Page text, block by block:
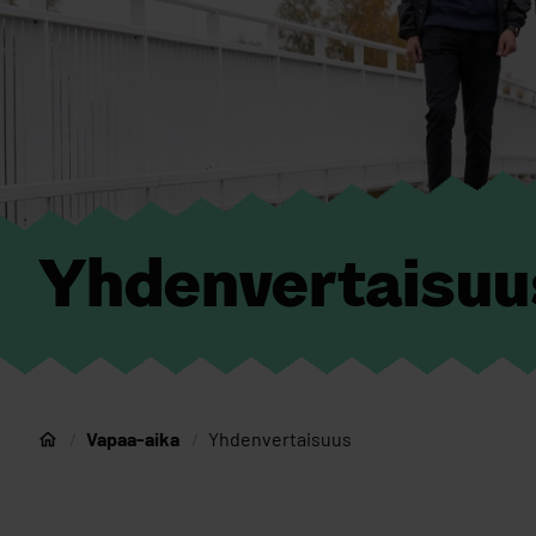
Nuorten Oulu
Vapaa-aika Yhdenvertaisuus